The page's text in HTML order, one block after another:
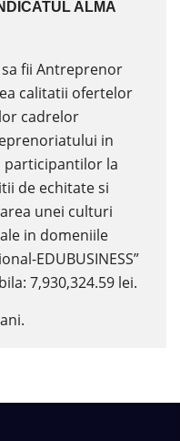
ALMA
fii Antreprenor
calitatii ofertelor
cadrelor
in
participantilor la
de echitate si
unei culturi
in domeniile
EDUBUSINESS”
7,930,324.59 lei.